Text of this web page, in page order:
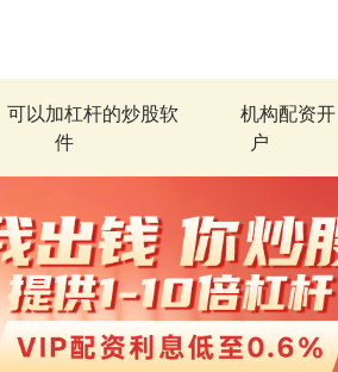
可以加杠杆的炒股软
件
机构配资开
户